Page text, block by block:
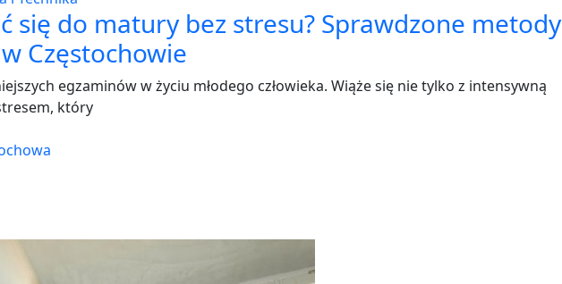
się do matury bez stresu? Sprawdzone metody
Częstochowie
egzaminów w życiu młodego człowieka. Wiąże się nie tylko z intensywną
który